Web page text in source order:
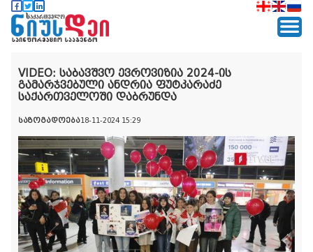
VIDEO: საბავშვო ევროვიზია 2024-ის
გამარჯვებული ანდრია ფუტკარაძე
საქართველოში დაბრუნდა
საზოგადოება18-11-2024 15:29